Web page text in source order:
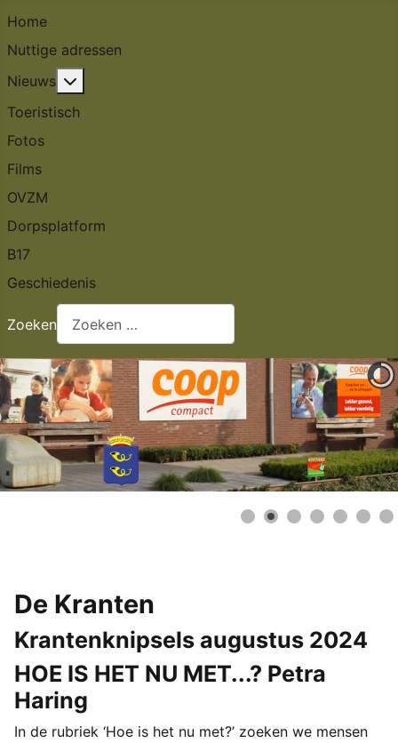
Home
Nuttige adressen
Nieuws
Toeristisch
Fotos
Films
OVZM
Dorpsplatform
B17
Geschiedenis
Zoeken
De Kranten
Krantenknipsels augustus 2024
HOE IS HET NU MET...? Petra
Haring
In de rubriek ‘Hoe is het nu met?’ zoeken we mensen